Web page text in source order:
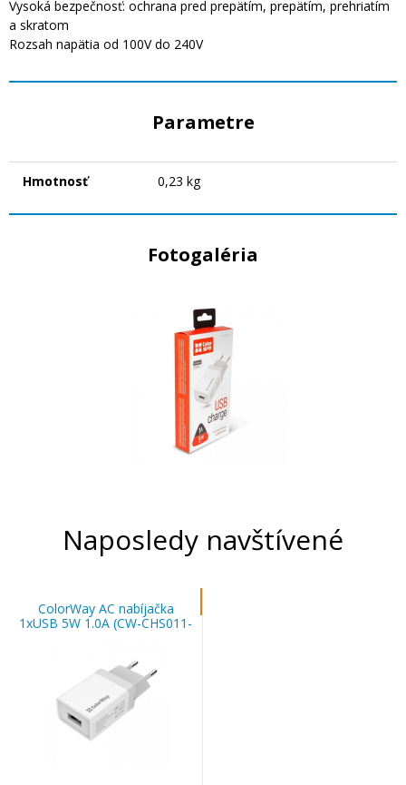
Vysoká bezpečnosť: ochrana pred prepätím, prepätím, prehriatím
a skratom
Rozsah napätia od 100V do 240V
Parametre
Hmotnosť 0,23 kg
Fotogaléria
Naposledy navštívené
ColorWay AC nabíjačka
1xUSB 5W 1.0A (CW-CHS011-